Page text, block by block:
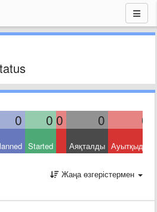
0 0 0 0 0
Started Аяқталды Ауытқыды
Жаңа өзгерістермен